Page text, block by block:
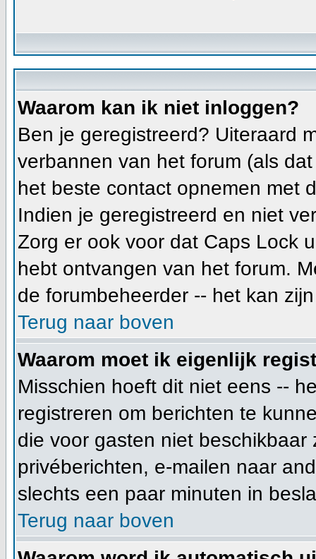
Waarom kan ik niet inloggen?
Ben je geregistreerd? Uiteraard
verbannen van het forum (als
het beste contact opnemen met
Indien je geregistreerd en niet
Zorg er ook voor dat Caps Lock
hebt ontvangen van het forum.
de forumbeheerder -- het kan
Terug naar boven
Waarom moet ik eigenlijk
Misschien hoeft dit niet eens --
registreren om berichten te
die voor gasten niet
privéberichten, e-mailen naar
slechts een paar minuten in
Terug naar boven